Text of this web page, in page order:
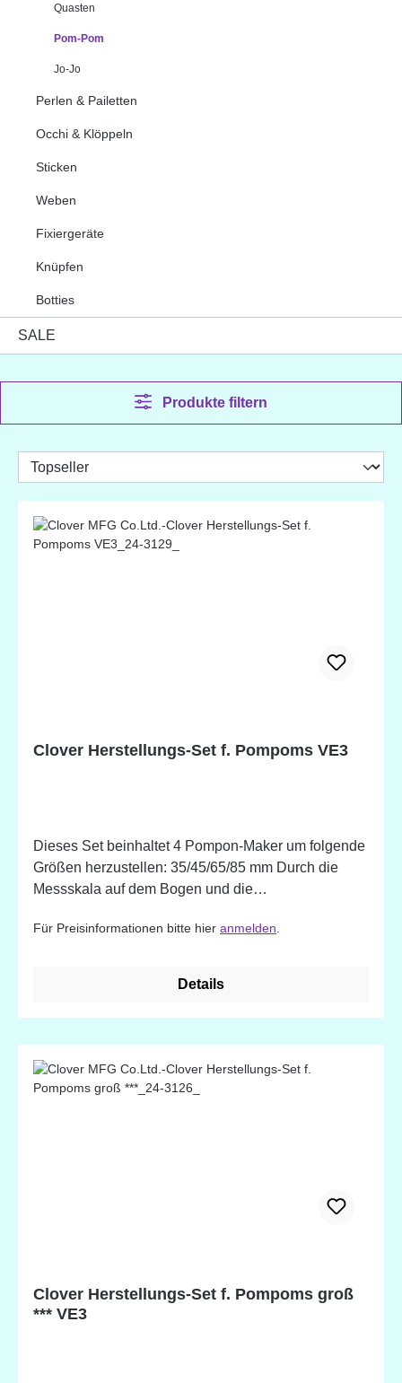
Quasten
Pom-Pom
Jo-Jo
Perlen & Pailetten
Occhi & Klöppeln
Sticken
Weben
Fixiergeräte
Knüpfen
Botties
SALE
Produkte filtern
Clover Herstellungs-Set f. Pompoms VE3
Dieses Set beinhaltet 4 Pompon-Maker um folgende
Größen herzustellen: 35/45/65/85 mm Durch die
Messskala auf dem Bogen und die
den Pom-Pom-Makern mehrfarbige Pom-Poms
Für Preisinformationen bitte hier anmelden
Details
Clover Herstellungs-Set f. Pompoms groß
*** VE3